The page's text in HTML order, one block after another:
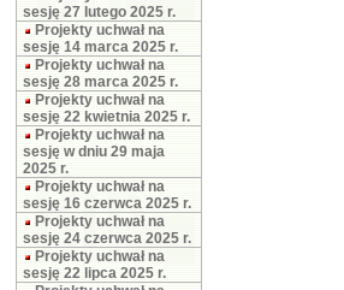
sesję 27 lutego 2025 r.
Projekty uchwał na
sesję 14 marca 2025 r.
Projekty uchwał na
sesję 28 marca 2025 r.
Projekty uchwał na
sesję 22 kwietnia 2025 r.
Projekty uchwał na
sesję w dniu 29 maja
2025 r.
Projekty uchwał na
sesję 16 czerwca 2025 r.
Projekty uchwał na
sesję 24 czerwca 2025 r.
Projekty uchwał na
sesję 22 lipca 2025 r.